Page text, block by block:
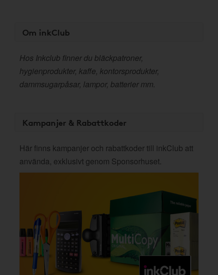
Om inkClub
Hos Inkclub finner du bläckpatroner,
hygienprodukter, kaffe, kontorsprodukter,
dammsugarpåsar, lampor, batterier mm.
Kampanjer & Rabattkoder
Här finns kampanjer och rabattkoder till inkClub att
använda, exklusivt genom Sponsorhuset.